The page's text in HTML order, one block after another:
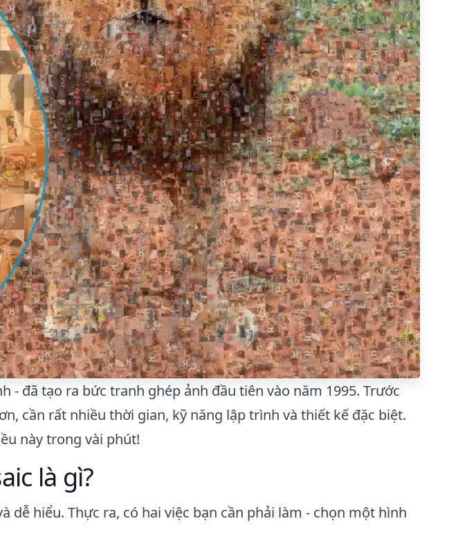
- đã tạo ra bức tranh ghép ảnh đầu tiên vào năm 1995. Trước
cần rất nhiều thời gian, kỹ năng lập trình và thiết kế đặc biệt.
này trong vài phút!
là gì?
hiểu. Thực ra, có hai việc bạn cần phải làm - chọn một hình